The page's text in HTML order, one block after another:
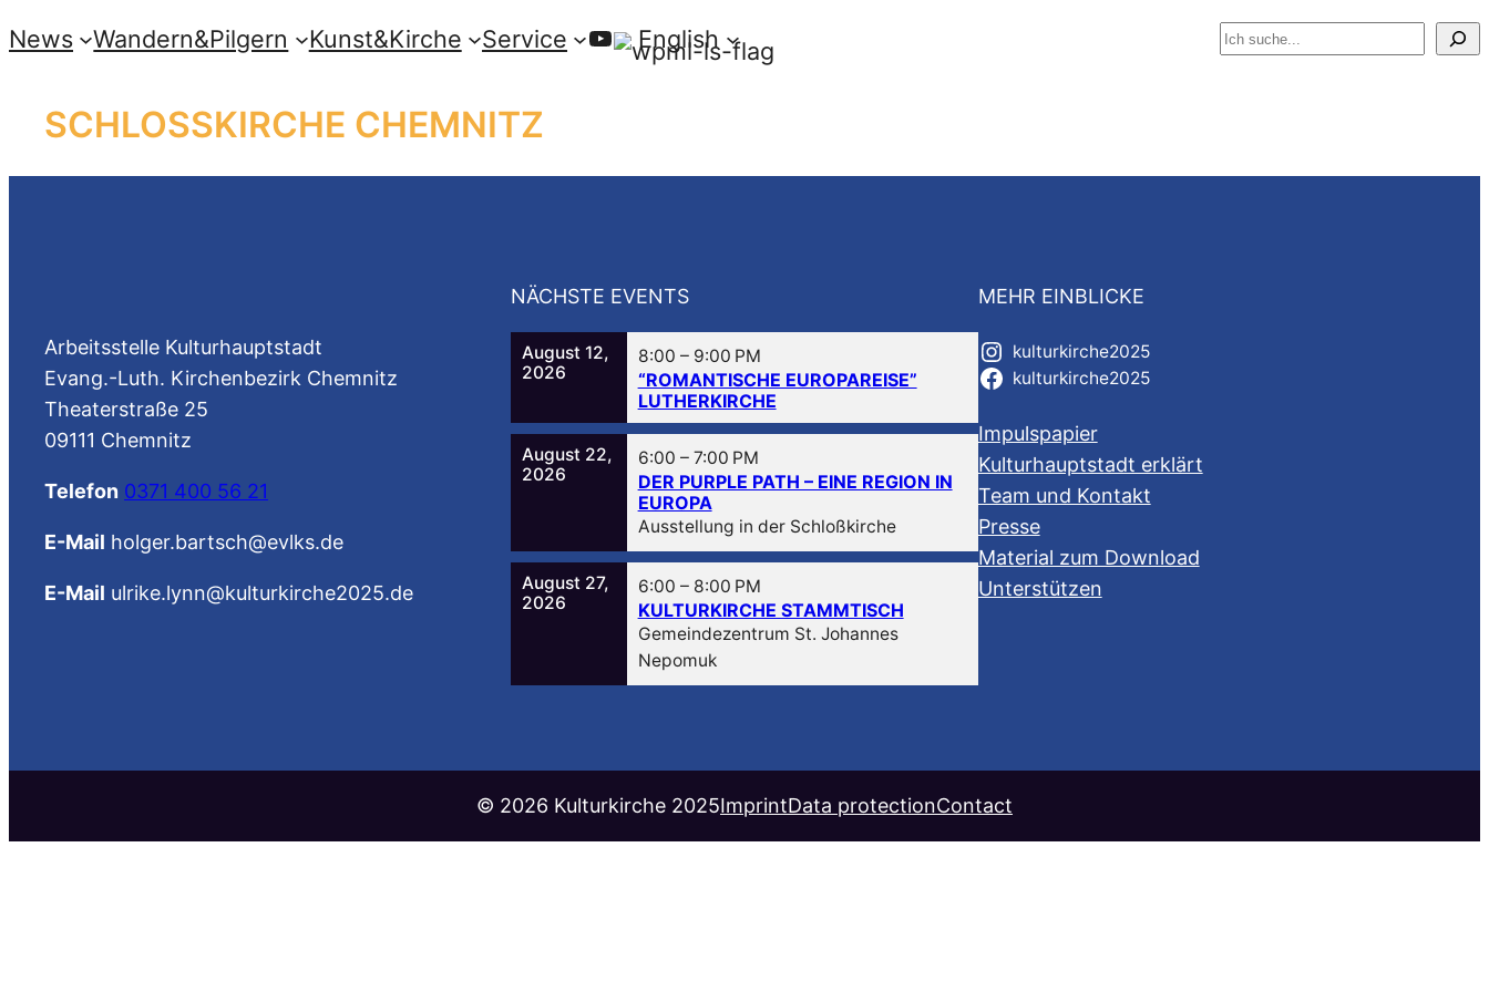
to
News Wandern&Pilgern Kunst&Kirche Service YouTube
English Suchen
SCHLOSSKIRCHE CHEMNITZ
Arbeitsstelle Kulturhauptstadt
Evang.-Luth. Kirchenbezirk Chemnitz
Theaterstraße 25
09111 Chemnitz
Telefon 0371 400 56 21
E-Mail holger.bartsch@evlks.de
E-Mail ulrike.lynn@kulturkirche2025.de
NÄCHSTE EVENTS
August 12,
2026
8:00 –9:00 PM
“ROMANTISCHE EUROPAREISE”
LUTHERKIRCHE
August 22,
2026
6:00 –7:00 PM
DER PURPLE PATH – EINE REGION IN
EUROPA
Ausstellung in der Schloßkirche
August 27,
2026
6:00 –8:00 PM
KULTURKIRCHE STAMMTISCH
Gemeindezentrum St. Johannes
Nepomuk
MEHR EINBLICKE
kulturkirche2025
kulturkirche2025
Impulspapier
Kulturhauptstadt erklärt
Team und Kontakt
Presse
Material zum Download
Unterstützen
©️ 2026 Kulturkirche 2025ImprintData protectionContact